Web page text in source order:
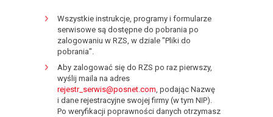
Wszystkie instrukcje, programy i formularze
serwisowe są dostępne do pobrania po
zalogowaniu w RZS, w dziale "Pliki do
pobrania".
Aby zalogować się do RZS po raz pierwszy,
wyślij maila na adres
rejestr_serwis@posnet.com, podając Nazwę
i dane rejestracyjne swojej firmy (w tym NIP).
Po weryfikacji poprawności danych otrzymasz